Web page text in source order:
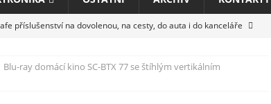
příslušenství na dovolenou, na cesty, do auta i do kanceláře
COMPUTEX 2025 představí nové příslušenství pro hráče,
Blu-ray domácí kino SC-BTX 77 se štíhlým vertikálním